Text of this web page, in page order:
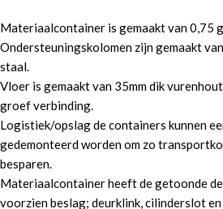
Materiaalcontainer is gemaakt van 0,75
Ondersteuningskolomen zijn gemaakt
staal.
Vloer is gemaakt van 35mm dik
groef verbinding.
Logistiek/opslag de containers kunnen
gedemonteerd worden om zo
besparen.
Materiaalcontainer heeft de getoonde
voorzien beslag; deurklink, cilinderslot